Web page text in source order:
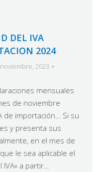
DEL IVA
2024
2023
mensuales
de noviembre
de importación… Si su
y presenta sus
en el mes de
le sea aplicable el
IVA» a partir…